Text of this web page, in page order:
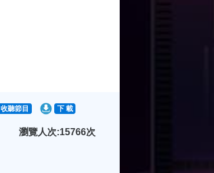
收聽節目 下 載
瀏覽人次:15766次